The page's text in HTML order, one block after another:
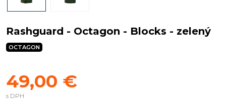
Rashguard - Octagon - Blocks - zelený
OCTAGON
49,00 €
s DPH